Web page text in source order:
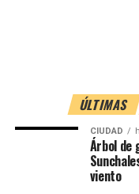
Rachid Sbihi,
urgente frente al
Mientras tanto, las
trabajando para
circunstancias del
ÚLTIMAS
CIUDAD
Árbol de
viento